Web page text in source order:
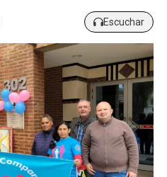
Escuchar